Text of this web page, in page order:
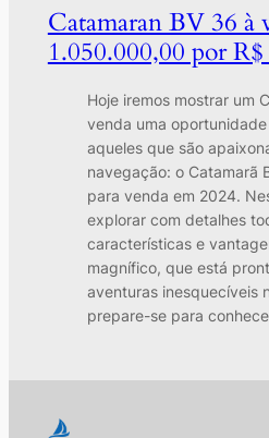
Catamaran BV 36 à
1.050.000,00 por
Hoje iremos mostrar um
venda uma
aqueles que são
navegação: o Catamarã
para venda em 2024.
explorar com detalhes
características e
magnífico, que está
aventuras inesquecíveis
prepare-se para